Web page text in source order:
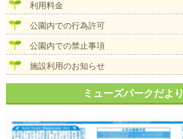
利用料金
公園内での行為許可
公園内での禁止事項
施設利用のお知らせ
ミューズパークだより